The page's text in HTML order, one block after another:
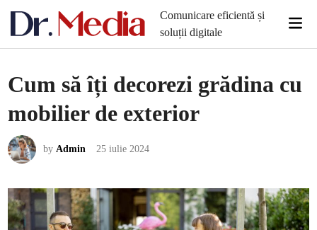
Comunicare eficientă și
soluții digitale
Cum să îți decorezi grădina cu
mobilier de exterior
byAdmin 25 iulie 2024